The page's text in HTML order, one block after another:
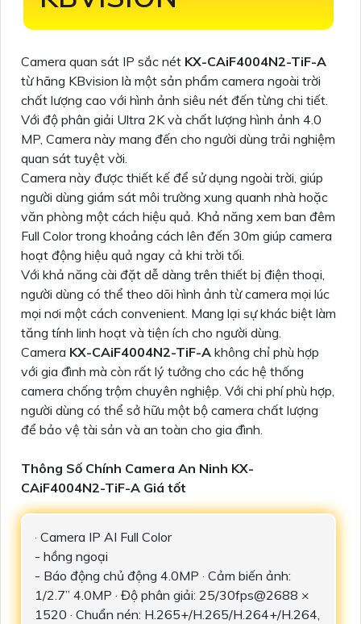
Camera quan sát IP sắc nét KX-CAiF4004N2-TiF-A
từ hãng KBvision là một sản phẩm camera ngoài trời
chất lượng cao với hình ảnh siêu nét đến từng chi tiết.
Với độ phân giải Ultra 2K và chất lượng hình ảnh 4.0
MP, Camera này mang đến cho người dùng trải nghiệm
quan sát tuyệt vời.
Camera này được thiết kế để sử dụng ngoài trời, giúp
người dùng giám sát môi trường xung quanh nhà hoặc
văn phòng một cách hiệu quả. Khả năng xem ban đêm
Full Color trong khoảng cách lên đến 30m giúp camera
hoạt động hiệu quả ngay cả khi trời tối.
Với khả năng cài đặt dễ dàng trên thiết bị điện thoại,
người dùng có thể theo dõi hình ảnh từ camera mọi lúc
mọi nơi một cách convenient. Mang lại sự khác biệt làm
tăng tính linh hoạt và tiện ích cho người dùng.
Camera KX-CAiF4004N2-TiF-A không chỉ phù hợp
với gia đình mà còn rất lý tưởng cho các hệ thống
camera chống trộm chuyên nghiệp. Với chi phí phù hợp,
người dùng có thể sở hữu một bộ camera chất lượng
để bảo vệ tài sản và an toàn cho gia đình.
Thông Số Chính Camera An Ninh KX-
CAiF4004N2-TiF-A Giá tốt
· Camera IP AI Full Color
- hồng ngoại
- Báo động chủ động 4.0MP · Cảm biến ảnh:
1/2.7” 4.0MP · Độ phân giải: 25/30fps@2688 ×
1520 · Chuẩn nén: H.265+/H.265/H.264+/H.264,